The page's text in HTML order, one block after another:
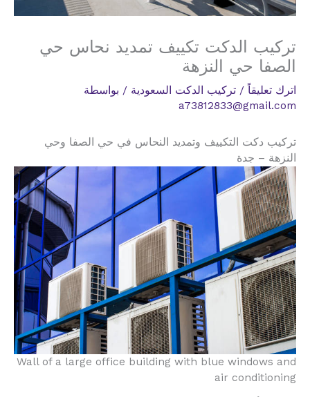
تركيب الدكت تكييف تمديد نحاس حي
الصفا حي النزهة
اترك تعليقاً / تركيب الدكت السعودية / بواسطة
a73812833@gmail.com
تركيب دكت التكييف وتمديد النحاس في حي الصفا وحي
النزهة – جدة
Wall of a large office building with blue windows and
air conditioning